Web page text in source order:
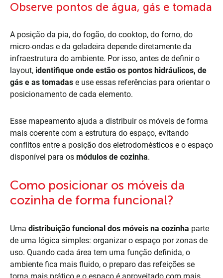
Observe pontos de água, gás e tomada
A posição da pia, do fogão, do cooktop, do forno, do
micro-ondas e da geladeira depende diretamente da
infraestrutura do ambiente. Por isso, antes de definir o
layout, identifique onde estão os pontos hidráulicos, de
gás e as tomadas e use essas referências para orientar o
posicionamento de cada elemento.
Esse mapeamento ajuda a distribuir os móveis de forma
mais coerente com a estrutura do espaço, evitando
conflitos entre a posição dos eletrodomésticos e o espaço
disponível para os módulos de cozinha.
Como posicionar os móveis da
cozinha de forma funcional?
Uma distribuição funcional dos móveis na cozinha parte
de uma lógica simples: organizar o espaço por zonas de
uso. Quando cada área tem uma função definida, o
ambiente fica mais fluido, o preparo das refeições se